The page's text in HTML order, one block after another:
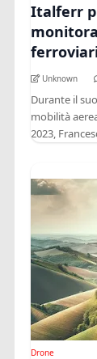
Italferr
Unknown
Durante il
mobilità
2023,
Drone